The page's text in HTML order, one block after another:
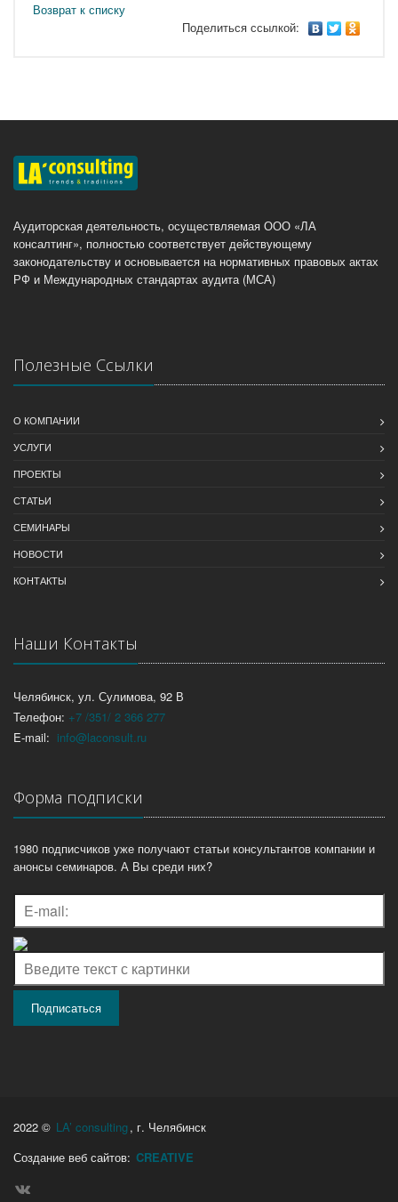
Возврат к списку
Поделиться ссылкой:
Аудиторская деятельность, осуществляемая ООО «ЛА
консалтинг», полностью соответствует действующему
законодательству и основывается на нормативных правовых актах
РФ и Международных стандартах аудита (МСА)
Полезные Ссылки
О КОМПАНИИ
УСЛУГИ
ПРОЕКТЫ
СТАТЬИ
СЕМИНАРЫ
НОВОСТИ
КОНТАКТЫ
Наши Контакты
Челябинск, ул. Сулимова, 92 В
Телефон: +7 /351/ 2 366 277
E-mail: info@laconsult.ru
Форма подписки
1980 подписчиков уже получают статьи консультантов компании и
анонсы семинаров. А Вы среди них?
2022 © LA’ consulting, г. Челябинск
Создание веб сайтов: CREATIVE